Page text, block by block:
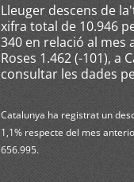
Lleuger descens de
xifra total de 10.946
340 en relació al mes
Roses 1.462 (-101), a
consultar les dades
Catalunya ha registrat un
1,1% respecte del mes
656.995.